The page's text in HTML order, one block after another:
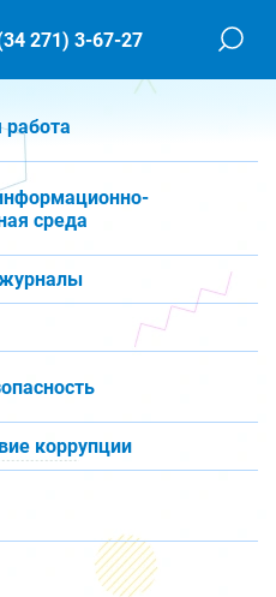
271) 3-67-27
работа
среда
коррупции